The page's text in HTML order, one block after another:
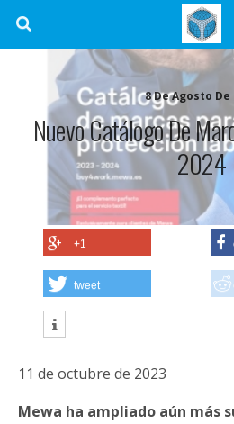
8 De Agosto De
Nuevo Catálogo De
2024
+1
tweet
11 de octubre de 2023
Mewa ha ampliado aún más